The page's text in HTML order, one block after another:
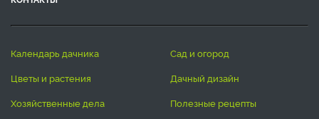
календарь дачника
сад и огород
цветы и растения
дачный дизайн
хозяйственные дела
полезные рецепты